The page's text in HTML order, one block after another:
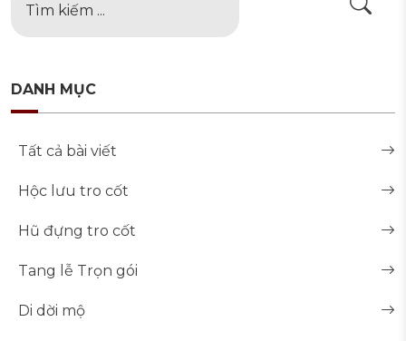
DANH MỤC
Tất cả bài viết
Hộc lưu tro cốt
Hũ đựng tro cốt
Tang lễ Trọn gói
Di dời mộ